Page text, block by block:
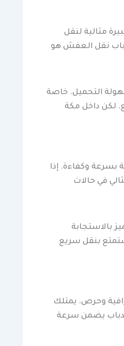
مثالية لنقل
دباب نقل العفش هو
التحميل. خاصة
لكن داخل مكة
بسرعة وكفاءة. إذا
في حالات
بالاستجابة
بنقل سريع
وحرص. يمتلك
يضمن سرعة